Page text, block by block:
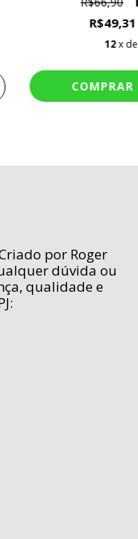
12x
por Roger
dúvida ou
qualidade e